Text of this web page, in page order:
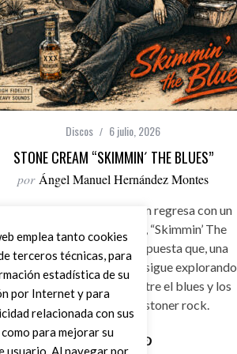
Discos 6 julio, 2026
STONE CREAM “SKIMMIN´ THE BLUES”
por Ángel Manuel Hernández Montes
La banda griega Stone Cream regresa con un
nuevo trabajo discográfico, “Skimmin’ The
Blues”, reafirmando una propuesta que, una
después de su debut, sigue explorando
personalidad la unión entre el blues y los
sonidos más densos del stoner rock.
emplea tanto cookies
terceros técnicas, para
estadística de su
por Internet y para
relacionada con sus
para mejorar su
usuario. Al navegar por